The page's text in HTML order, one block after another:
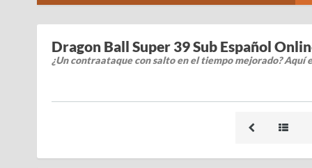
Dragon Ball Super 39 Sub Español
¿Un contraataque con salto en el tiempo mejorado? Aquí